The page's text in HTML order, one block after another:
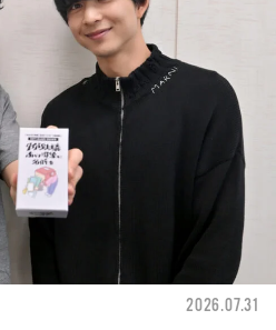
2026.07.31